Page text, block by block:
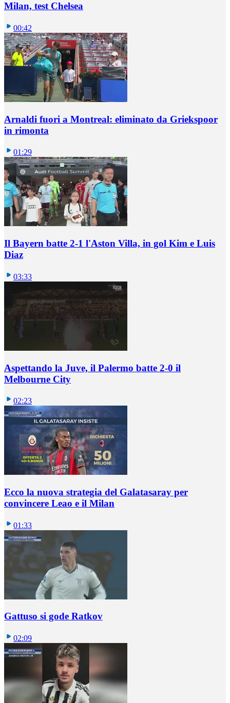
Milan, test Chelsea
00:42
Arnaldi fuori a Montreal: eliminato da Griekspoor
in rimonta
01:29
Il Bayern batte 2-1 l'Aston Villa, in gol Kim e Luis
Diaz
03:33
Aspettando la Juve, il Palermo batte 2-0 il
Melbourne City
02:23
Ecco la nuova strategia del Galatasaray per
convincere Leao e il Milan
01:33
Gattuso si gode Ratkov
02:09